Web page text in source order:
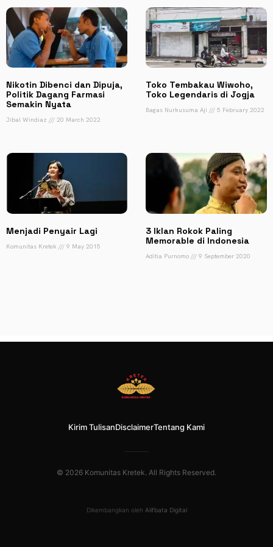
Nikotin Dibenci dan Dipuja,
Politik Dagang Farmasi
Semakin Nyata
Jibal Windiaz 20 March 2022
Toko Tembakau Wiwoho,
Toko Legendaris di Jogja
Bagas Nurkusuma Aji 5 February 2022
Menjadi Penyair Lagi
Komunitas Kretek 9 May 2015
3 Iklan Rokok Paling
Memorable di Indonesia
Aditia Purnomo 9 September 2020
Kirim TulisanDisclaimerTentang Kami
© 2026 Komunitas Kretek. All Rights Reserved.
Dikembangkan oleh Alifbata Digital